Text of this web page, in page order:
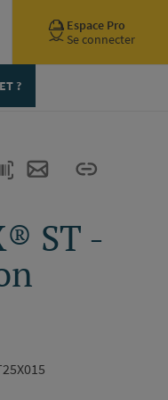
Espace Pro
Se connecter
?
ST -